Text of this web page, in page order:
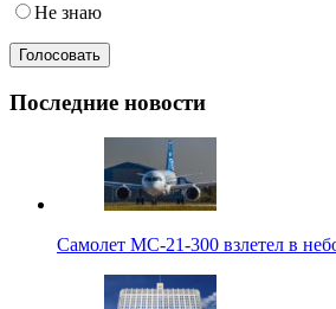
Не знаю
Последние новости
Самолет МС-21-300 взлетел в